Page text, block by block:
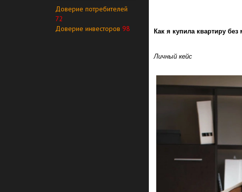
Доверие потребителей
72
Доверие инвесторов 98 Как я купила квартиру
Личный кейс